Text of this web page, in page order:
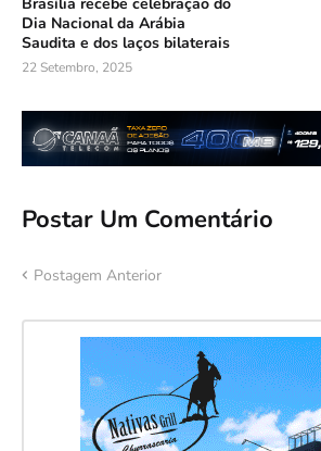
Brasília recebe celebração do
Dia Nacional da Arábia
Saudita e dos laços bilaterais
22 Setembro, 2025
Postar Um Comentário
Postagem Anterior